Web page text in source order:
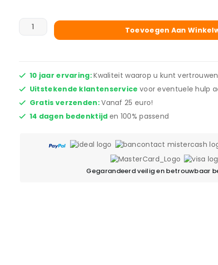
Toevoegen Aan
10 jaar ervaring:Kwaliteit waarop u kunt
Uitstekende klantenservice voor eventuele hulp
Gratis verzenden:Vanaf 25 euro!
14 dagen bedenktijd en 100% passend
Gegarandeerd veilig en betrouwbaar